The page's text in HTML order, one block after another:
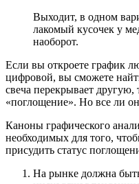
Выходит, в одном
лакомый кусочек у
наоборот.
Если вы откроете график
цифровой, вы сможете
свеча перекрывает
«поглощение». Но все ли
Каноны графического
необходимых для того,
присудить статус
На рынке должна